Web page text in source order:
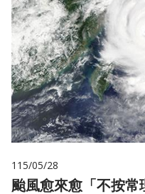
115/05/28
颱風愈來愈「不按